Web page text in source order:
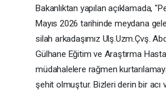
Bakanlıktan yapılan açıklamada,
Mayıs 2026 tarihinde meydana
silah arkadaşımız Ulş.Uzm.Çvş.
Gülhane Eğitim ve Araştırma
müdahalelere rağmen
şehit olmuştur. Bizleri derin bir